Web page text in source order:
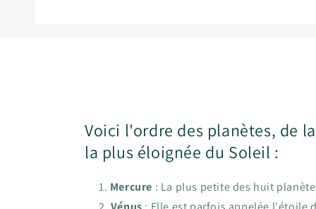
Voici l'ordre des planètes, de
la plus éloignée du Soleil :
Mercure : La plus petite des huit